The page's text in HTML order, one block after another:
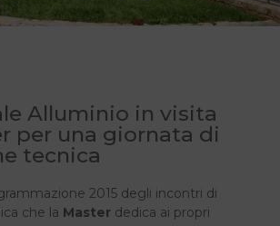
Alluminio in visita
per una giornata di
tecnica
2015 degli incontri di
che la Master dedica ai propri